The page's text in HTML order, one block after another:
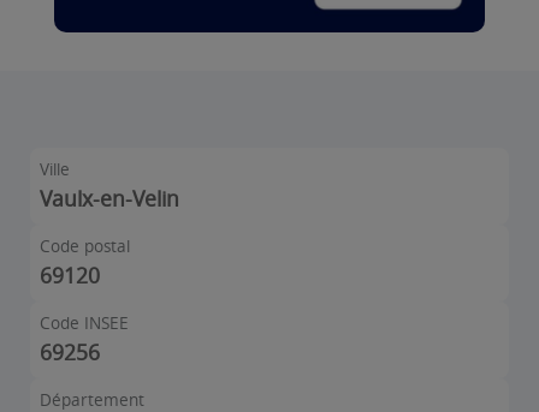
Ville
Vaulx-en-Velin
Code postal
69120
Code INSEE
69256
Département